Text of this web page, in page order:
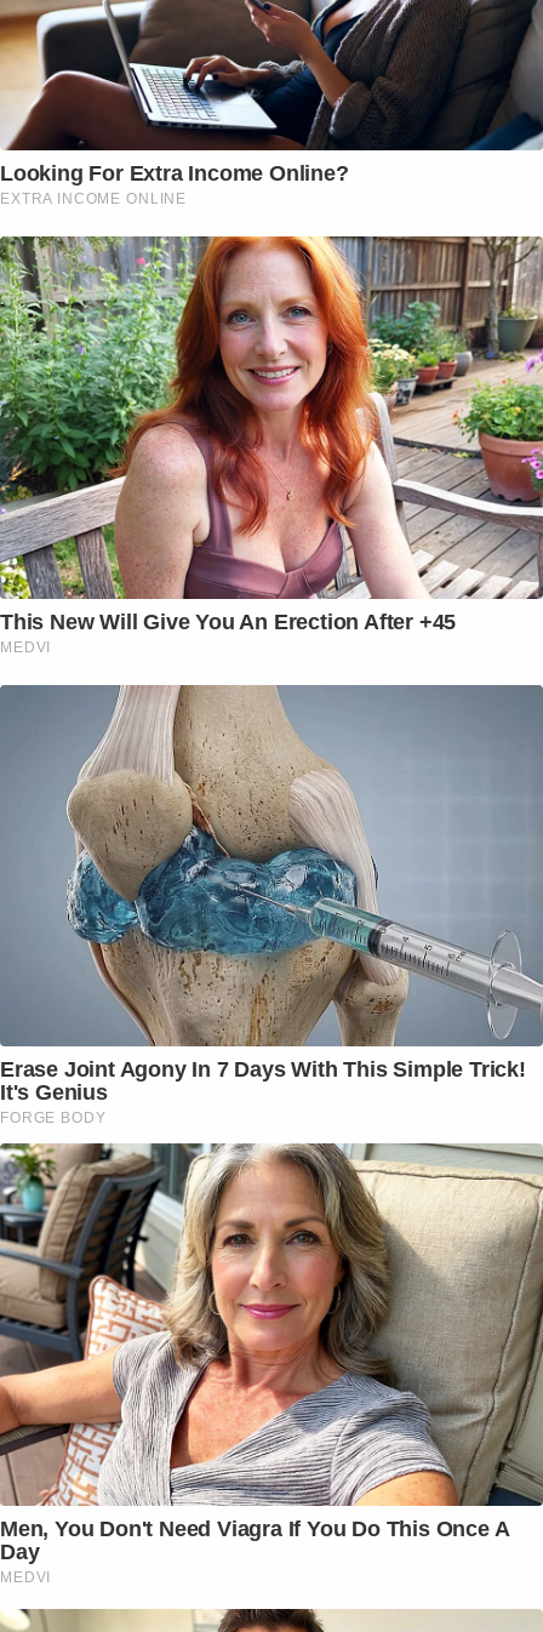
Looking For Extra Income Online?
EXTRA INCOME ONLINE
This New Will Give You An Erection After +45
MEDVI
Erase Joint Agony In 7 Days With This Simple Trick!
It's Genius
FORGE BODY
Men, You Don't Need Viagra If You Do This Once A
Day
MEDVI